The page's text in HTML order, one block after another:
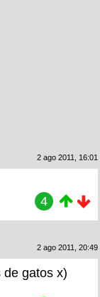
2 ago 2011, 16:01
4
2 ago 2011, 20:49
de gatos x)